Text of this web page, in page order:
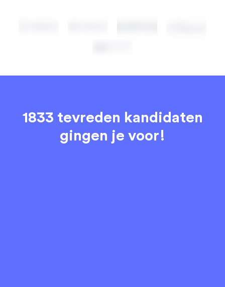
1833 tevreden kandidaten
gingen je voor!